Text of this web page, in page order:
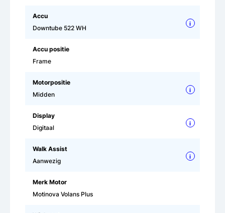
Accu
Downtube 522 WH
i
Accu positie
Frame
Motorpositie
Midden
i
Display
Digitaal
i
Walk Assist
Aanwezig
i
Merk Motor
Motinova Volans Plus